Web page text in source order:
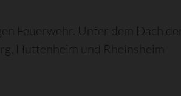
Feuerwehr. Unter dem Dach der
Huttenheim und Rheinsheim